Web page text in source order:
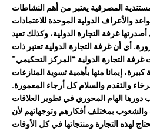
المصرفية يعتبر من أهم النشاطات
والأعراف الدوليةالموحدةللاعتمادات
أصدرتهاغرفة التجارة الدولية، وكذلك تعيد
أي أنغرفةالتجارة الدوليةتعتبر ذات
غرفةالتجارةالدولية“المركز التحكيمي”
كبيرة،إيمانا منهابأهميةتسويةالمنازعات
والتقدموالسلامكلأرجاءالمعمورة.
دورهاالهامالمحوريفيتطوير العلاقات
والشعوببمختلفأفكارهموتوجهاتهملأن
لهذه التجارةومنتجاتها